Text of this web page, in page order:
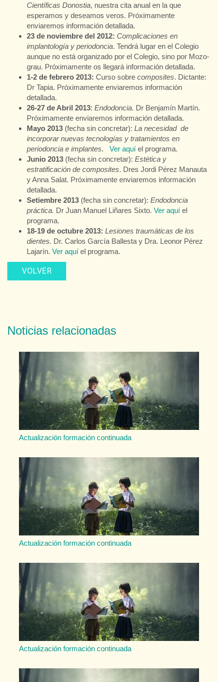
Científicas Donostia, nuestra cita anual en la que
esperamos y deseamos veros. Próximamente
enviaremos información detallada.
23 de noviembre del 2012: Complicaciones en
implantología y periodoncia. Tendrá lugar en el Colegio
aunque no está organizado por el Colegio, sino por Mozo-
grau. Próximamente os llegará información detallada.
1-2 de febrero 2013: Curso sobre composites. Dictante:
Dr Tapia. Próximamente enviaremos información
detallada.
26-27 de Abril 2013: Endodoncia. Dr Benjamín Martín.
Próximamente enviaremos información detallada.
Mayo 2013 (fecha sin concretar): La necesidad de
incorporar nuevas tecnologías y tratamientos en
periodoncia e implantes. Ver aquí el programa.
Junio 2013 (fecha sin concretar): Estética y
estratificación de composites. Dres Jordi Pérez Manauta
y Anna Salat. Próximamente enviaremos información
detallada.
Setiembre 2013 (fecha sin concretar): Endodoncia
práctica. Dr Juan Manuel Liñares Sixto. Ver aquí el
programa.
18-19 de octubre 2013: Lesiones traumáticas de los
dientes. Dr. Carlos García Ballesta y Dra. Leonor Pérez
Lajarín. Ver aquí el programa.
VOLVER
Noticias relacionadas
Actualización formación continuada
Actualización formación continuada
Actualización formación continuada